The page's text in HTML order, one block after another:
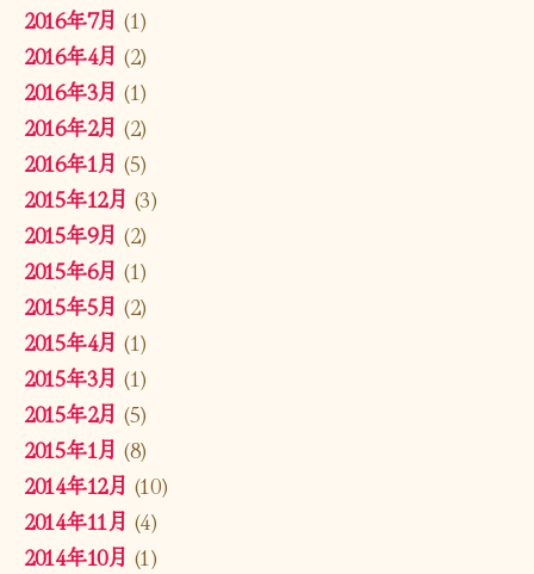
2016年7月 (1)
2016年4月 (2)
2016年3月 (1)
2016年2月 (2)
2016年1月 (5)
2015年12月 (3)
2015年9月 (2)
2015年6月 (1)
2015年5月 (2)
2015年4月 (1)
2015年3月 (1)
2015年2月 (5)
2015年1月 (8)
2014年12月 (10)
2014年11月 (4)
2014年10月 (1)